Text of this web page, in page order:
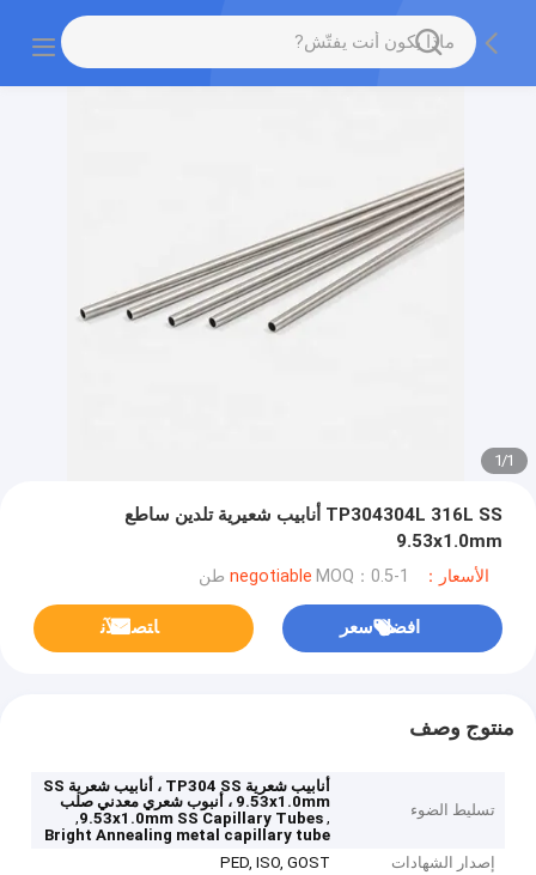
1
/
1
TP304304L 316L SS أنابيب شعيرية تلدين ساطع
9.53x1.0mm
الأسعار：negotiable MOQ：0.5-1 طن
افضل سعر ﺎﺘﺼﻟ ﺍﻶﻧ
منتوج وصف
تسليط الضوء
أنابيب شعرية TP304 SS ، أنابيب شعرية SS
9.53x1.0mm ، أنبوب شعري معدني صلب
,
9.53x1.0mm SS Capillary Tubes
,
Bright Annealing metal capillary tube
إصدار الشهادات
PED, ISO, GOST